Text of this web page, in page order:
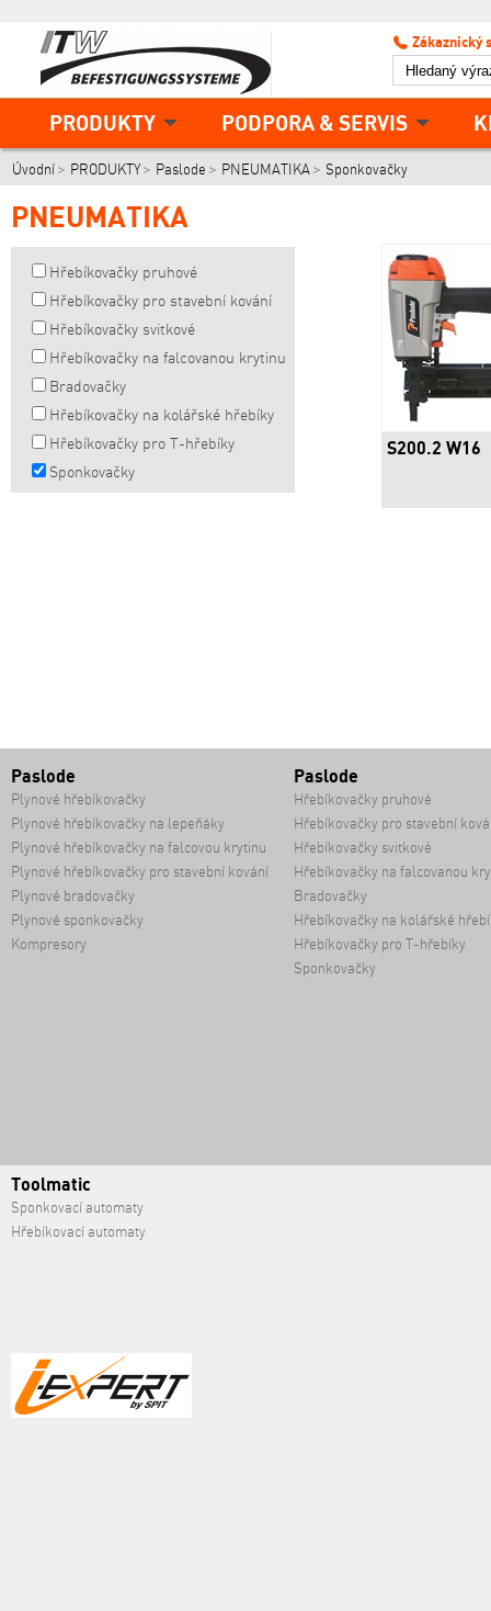
PRODUKTY PODPORA & SERVIS
Zákaznický
Úvodní PRODUKTY Paslode PNEUMATIKA Sponkovačky
PNEUMATIKA
Hřebíkovačky pruhové
Hřebíkovačky pro stavební kování
Hřebíkovačky svitkové
Hřebíkovačky na falcovanou krytinu
Bradovačky
Hřebíkovačky na kolářské hřebíky
Hřebíkovačky pro T-hřebíky
Sponkovačky
S200.2 W16
Paslode
Plynové hřebíkovačky
Plynové hřebíkovačky na lepeňáky
Plynové hřebíkovačky na falcovou krytinu
Plynové hřebíkovačky pro stavební kování
Plynové bradovačky
Plynové sponkovačky
Kompresory
Paslode
Hřebíkovačky pruhové
Hřebíkovačky pro stavební
Hřebíkovačky svitkové
Hřebíkovačky na falcovanou
Bradovačky
Hřebíkovačky na kolářské
Hřebíkovačky pro T-hřebíky
Sponkovačky
Toolmatic
Sponkovací automaty
Hřebíkovací automaty